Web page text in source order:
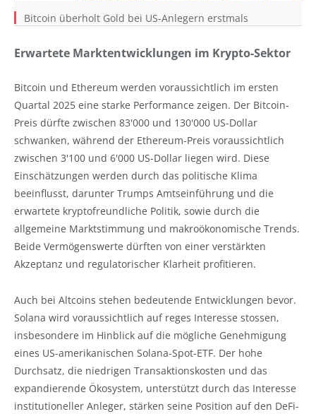
Bitcoin überholt Gold bei US-Anlegern erstmals
Erwartete Marktentwicklungen im Krypto-Sektor
Bitcoin und Ethereum werden voraussichtlich im ersten
Quartal 2025 eine starke Performance zeigen. Der Bitcoin-
Preis dürfte zwischen 83'000 und 130'000 US-Dollar
schwanken, während der Ethereum-Preis voraussichtlich
zwischen 3'100 und 6'000 US-Dollar liegen wird. Diese
Einschätzungen werden durch das politische Klima
beeinflusst, darunter Trumps Amtseinführung und die
erwartete kryptofreundliche Politik, sowie durch die
allgemeine Marktstimmung und makroökonomische Trends.
Beide Vermögenswerte dürften von einer verstärkten
Akzeptanz und regulatorischer Klarheit profitieren.
Auch bei Altcoins stehen bedeutende Entwicklungen bevor.
Solana wird voraussichtlich auf reges Interesse stossen,
insbesondere im Hinblick auf die mögliche Genehmigung
eines US-amerikanischen Solana-Spot-ETF. Der hohe
Durchsatz, die niedrigen Transaktionskosten und das
expandierende Ökosystem, unterstützt durch das Interesse
institutioneller Anleger, stärken seine Position auf den DeFi-